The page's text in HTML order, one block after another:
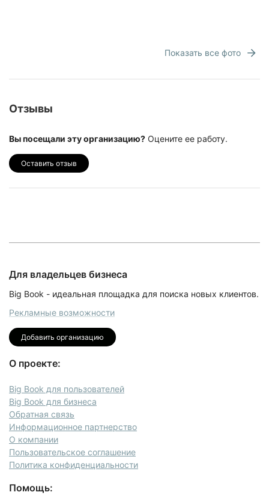
Показать все фото
Отзывы
Вы посещали эту организацию? Оцените ее работу.
Оставить отзыв
Для владельцев бизнеса
Big Book - идеальная площадка для поиска новых клиентов.
Рекламные возможности
Добавить организацию
О проекте:
Big Book для пользователей
Big Book для бизнеса
Обратная связь
Информационное партнерство
О компании
Пользовательское соглашение
Политика конфиденциальности
Помощь: